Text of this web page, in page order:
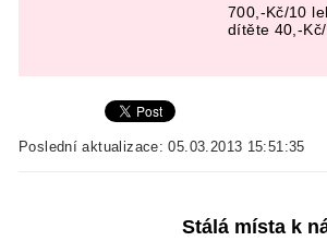
700,-Kč/10
dítěte 40,-
Poslední aktualizace: 05.03.2013 15:51:35
Stálá místa k